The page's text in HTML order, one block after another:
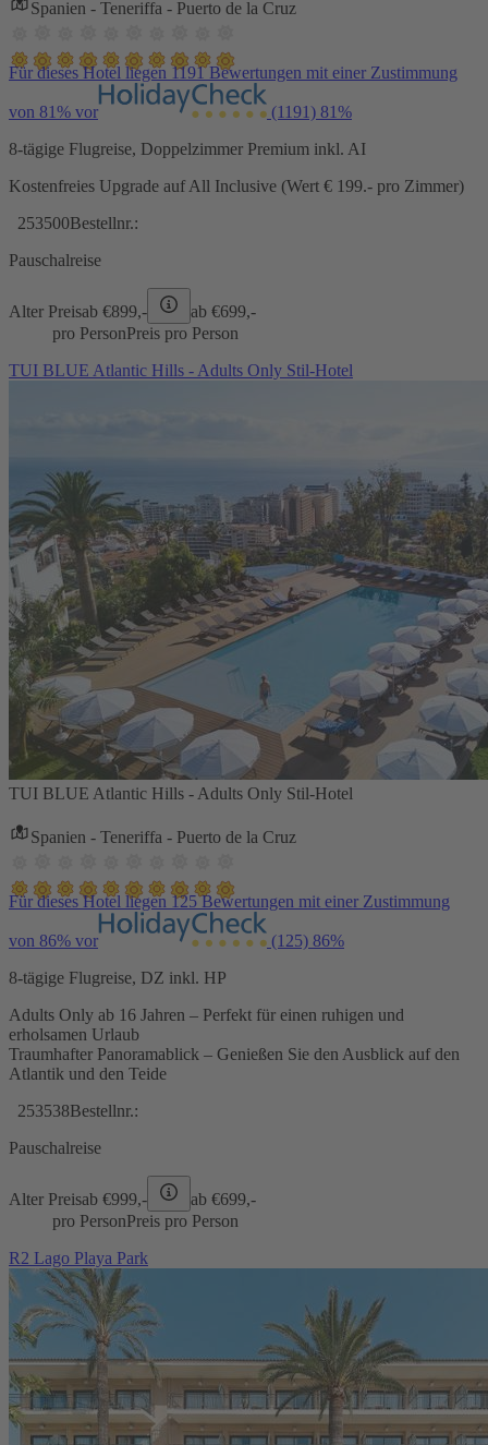
Spanien - Teneriffa - Puerto de la Cruz
Für dieses Hotel liegen 1191 Bewertungen mit einer Zustimmung
von 81% vor (1191) 81%
8-tägige Flugreise, Doppelzimmer Premium inkl. AI
Kostenfreies Upgrade auf All Inclusive (Wert € 199.- pro Zimmer)
253500Bestellnr.:
Pauschalreise
Alter Preisab €899,- ab €699,-
pro PersonPreis pro Person
TUI BLUE Atlantic Hills - Adults Only Stil-Hotel
TUI BLUE Atlantic Hills - Adults Only Stil-Hotel
Spanien - Teneriffa - Puerto de la Cruz
Für dieses Hotel liegen 125 Bewertungen mit einer Zustimmung
von 86% vor (125) 86%
8-tägige Flugreise, DZ inkl. HP
Adults Only ab 16 Jahren – Perfekt für einen ruhigen und
erholsamen Urlaub
Traumhafter Panoramablick – Genießen Sie den Ausblick auf den
Atlantik und den Teide
253538Bestellnr.:
Pauschalreise
Alter Preisab €999,- ab €699,-
pro PersonPreis pro Person
R2 Lago Playa Park